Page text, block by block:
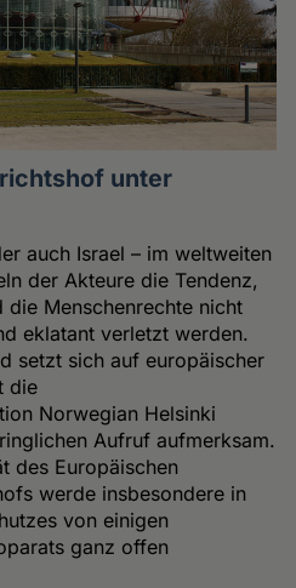
unter
auch Israel – im weltweiten
der Akteure die Tendenz,
die Menschenrechte nicht
eklatant verletzt werden.
setzt sich auf europäischer
die
Norwegian Helsinki
Aufruf aufmerksam.
des Europäischen
werde insbesondere in
von einigen
ganz offen